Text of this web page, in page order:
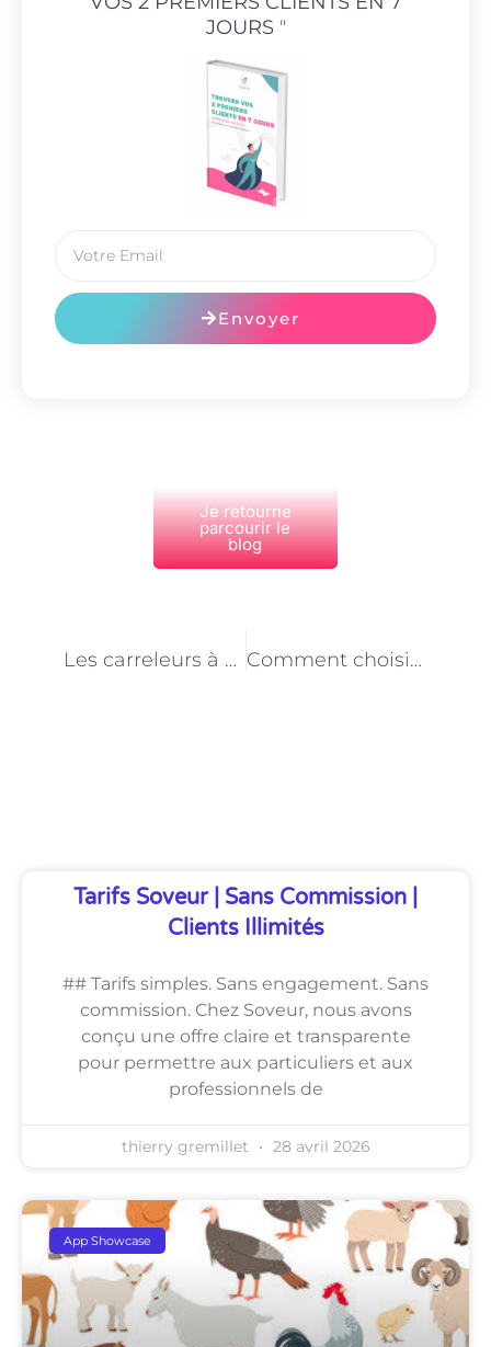
JOURS"
Envoyer
Je retourne
parcourir le
blog
Les carreleurs à Paris qui peuvent poser du carrelage en mosaïque Comment choisir les plantes qui conviennent à votre jardin à Paris ?
Tarifs Soveur | Sans Commission |
Clients Illimités
## Tarifs simples. Sans engagement. Sans
commission. Chez Soveur, nous avons
conçu une offre claire et transparente
pour permettre aux particuliers et aux
professionnels de
thierry gremillet 28 avril 2026
App Showcase